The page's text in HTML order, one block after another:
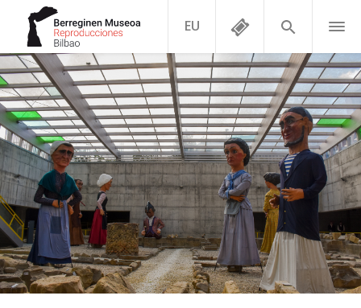
EU